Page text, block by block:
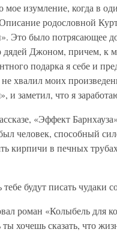
мое изумление, когда в
родословной
Это было потрясающее
дядей Джоном, причем, к
подарка я себе и
хвалил моих
и заметил, что я
«Эффект
человек, способный
кирпичи в печных
будут писать
роман «Колыбель для
ты хочешь сказать, что